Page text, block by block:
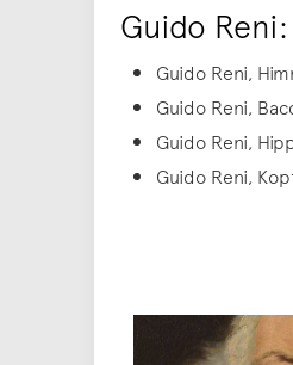
Guido
Guido Reni,
Guido Reni,
Guido Reni,
Guido Reni,